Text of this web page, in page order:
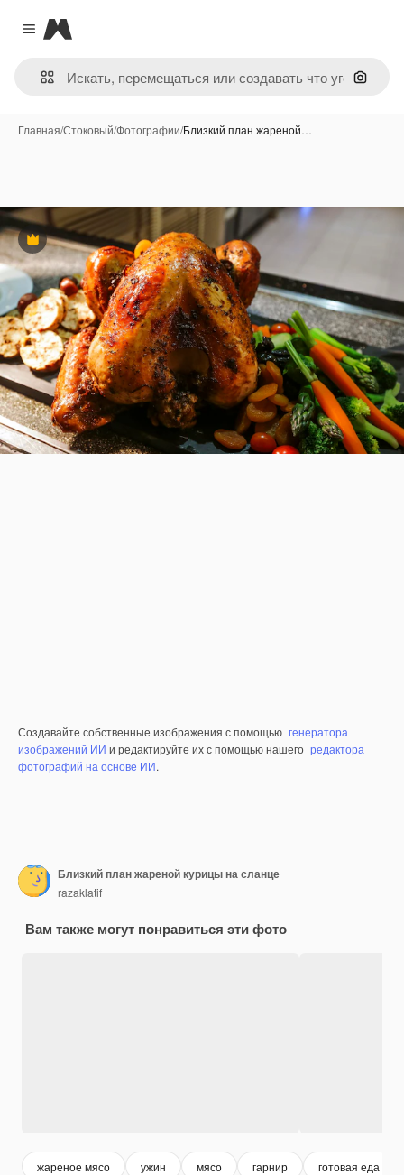
Close menu
Magnific
Поиск
Главная/Стоковый/Фотографии/Близкий план жареной…
Премиум
Создавайте собственные изображения с помощью генератора
изображений ИИ и редактируйте их с помощью нашего редактора
фотографий на основе ИИ.
Близкий план жареной курицы на сланце
razaklatif
Вам также могут понравиться эти фото
жареное мясо ужин мясо гарнир готовая еда